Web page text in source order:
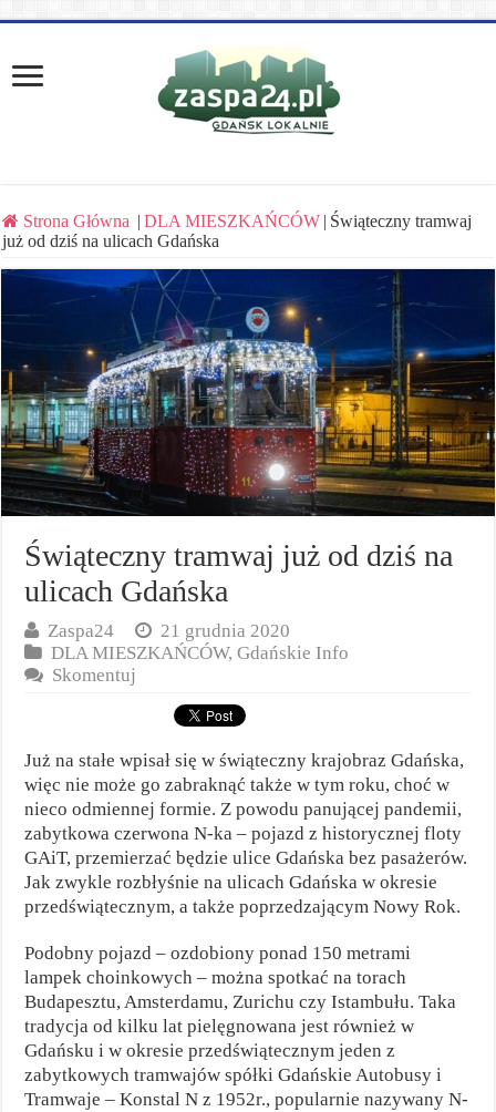
Strona Główna | DLA MIESZKAŃCÓW | Świąteczny tramwaj
już od dziś na ulicach Gdańska
Świąteczny tramwaj już od dziś na
ulicach Gdańska
Zaspa24
21 grudnia 2020
DLA MIESZKAŃCÓW,Gdańskie Info
Skomentuj
Już na stałe wpisał się w świąteczny krajobraz Gdańska,
więc nie może go zabraknąć także w tym roku, choć w
nieco odmiennej formie. Z powodu panującej pandemii,
zabytkowa czerwona N-ka – pojazd z historycznej floty
GAiT, przemierzać będzie ulice Gdańska bez pasażerów.
Jak zwykle rozbłyśnie na ulicach Gdańska w okresie
przedświątecznym, a także poprzedzającym Nowy Rok.
Podobny pojazd – ozdobiony ponad 150 metrami
lampek choinkowych – można spotkać na torach
Budapesztu, Amsterdamu, Zurichu czy Istambułu. Taka
tradycja od kilku lat pielęgnowana jest również w
Gdańsku i w okresie przedświątecznym jeden z
zabytkowych tramwajów spółki Gdańskie Autobusy i
Tramwaje – Konstal N z 1952r., popularnie nazywany N-